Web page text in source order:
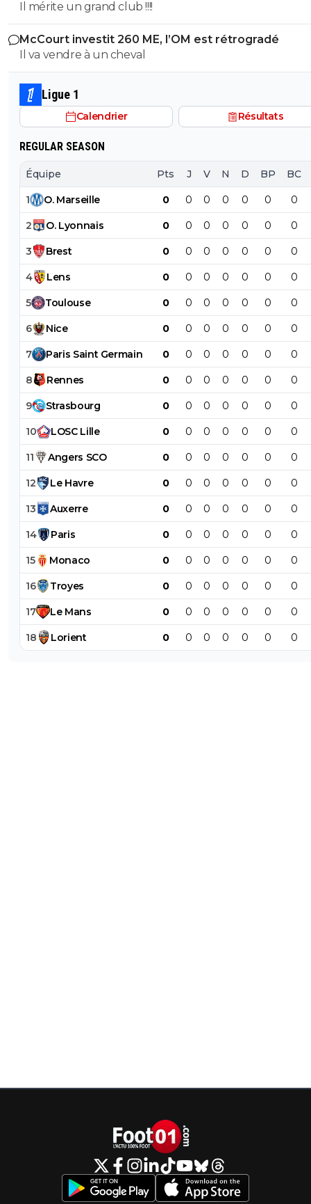
Il mérite un grand club !!!!
McCourt investit 260 ME, l’OM est rétrogradé
Il va vendre à un cheval
Ligue 1
Calendrier Résultats
REGULAR SEASON
Équipe Pts J V N D BP BC
1 O. Marseille 0 0 0 0 0 0 0
2 O. Lyonnais 0 0 0 0 0 0 0
3 Brest 0 0 0 0 0 0 0
4 Lens 0 0 0 0 0 0 0
5 Toulouse 0 0 0 0 0 0 0
6 Nice 0 0 0 0 0 0 0
7 Paris Saint Germain 0 0 0 0 0 0 0
8 Rennes 0 0 0 0 0 0 0
9 Strasbourg 0 0 0 0 0 0 0
10 LOSC Lille 0 0 0 0 0 0 0
11 Angers SCO 0 0 0 0 0 0 0
12 Le Havre 0 0 0 0 0 0 0
13 Auxerre 0 0 0 0 0 0 0
14 Paris 0 0 0 0 0 0 0
15 Monaco 0 0 0 0 0 0 0
16 Troyes 0 0 0 0 0 0 0
17 Le Mans 0 0 0 0 0 0 0
18 Lorient 0 0 0 0 0 0 0